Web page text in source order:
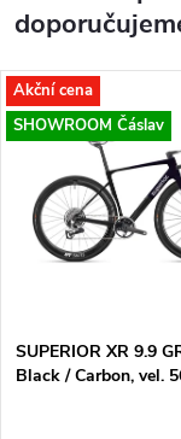
Akční cena
SHOWROOM Čáslav
SUPERIOR XR 9.9
Black / Carbon, vel.